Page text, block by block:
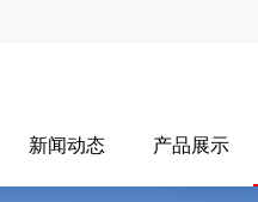
新闻动态 产品展示